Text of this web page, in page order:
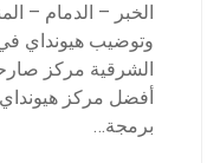
الخبر – الدمام –
وتوضيب هيونداي
الشرقية مركز
أفضل مركز
برمجة…